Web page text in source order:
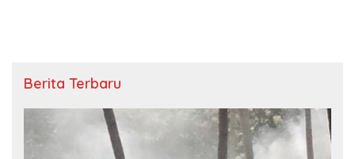
Berita Terbaru